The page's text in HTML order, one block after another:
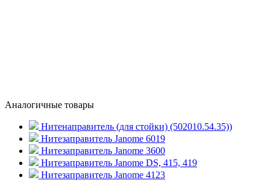
Аналогичные товары
Нитенаправитель (для стойки) (502010.54.35))
Нитезаправитель Janome 6019
Нитезаправитель Janome 3600
Нитезаправитель Janome DS, 415, 419
Нитезаправитель Janome 4123